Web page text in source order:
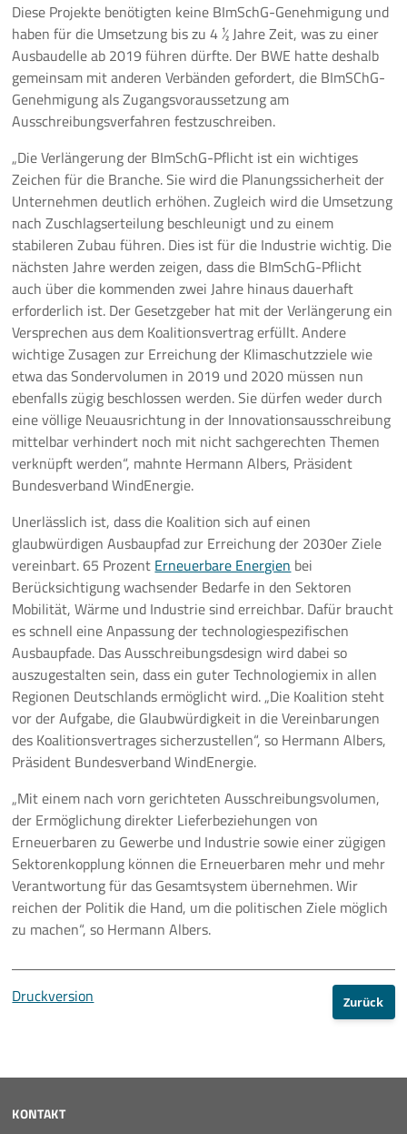
Statements
Positionen
Jobs
Mediathek
Akkreditierung
Mehr
Diese Projekte benötigten keine BImSchG-Genehmigung und
haben für die Umsetzung bis zu 4 ½ Jahre Zeit, was zu einer
Ausbaudelle ab 2019 führen dürfte. Der BWE hatte deshalb
gemeinsam mit anderen Verbänden gefordert, die BImSChG-
Genehmigung als Zugangsvoraussetzung am
Ausschreibungsverfahren festzuschreiben.
„Die Verlängerung der BImSchG-Pflicht ist ein wichtiges
Zeichen für die Branche. Sie wird die Planungssicherheit der
Unternehmen deutlich erhöhen. Zugleich wird die Umsetzung
nach Zuschlagserteilung beschleunigt und zu einem
stabileren Zubau führen. Dies ist für die Industrie wichtig. Die
nächsten Jahre werden zeigen, dass die BImSchG-Pflicht
auch über die kommenden zwei Jahre hinaus dauerhaft
erforderlich ist. Der Gesetzgeber hat mit der Verlängerung ein
Versprechen aus dem Koalitionsvertrag erfüllt. Andere
wichtige Zusagen zur Erreichung der Klimaschutzziele wie
etwa das Sondervolumen in 2019 und 2020 müssen nun
ebenfalls zügig beschlossen werden. Sie dürfen weder durch
eine völlige Neuausrichtung in der Innovationsausschreibung
mittelbar verhindert noch mit nicht sachgerechten Themen
verknüpft werden“, mahnte Hermann Albers, Präsident
Bundesverband WindEnergie.
Unerlässlich ist, dass die Koalition sich auf einen
glaubwürdigen Ausbaupfad zur Erreichung der 2030er Ziele
vereinbart. 65 Prozent Erneuerbare Energien bei
Berücksichtigung wachsender Bedarfe in den Sektoren
Mobilität, Wärme und Industrie sind erreichbar. Dafür braucht
es schnell eine Anpassung der technologiespezifischen
Ausbaupfade. Das Ausschreibungsdesign wird dabei so
auszugestalten sein, dass ein guter Technologiemix in allen
Regionen Deutschlands ermöglicht wird. „Die Koalition steht
vor der Aufgabe, die Glaubwürdigkeit in die Vereinbarungen
des Koalitionsvertrages sicherzustellen“, so Hermann Albers,
Präsident Bundesverband WindEnergie.
„Mit einem nach vorn gerichteten Ausschreibungsvolumen,
der Ermöglichung direkter Lieferbeziehungen von
Erneuerbaren zu Gewerbe und Industrie sowie einer zügigen
Sektorenkopplung können die Erneuerbaren mehr und mehr
Verantwortung für das Gesamtsystem übernehmen. Wir
reichen der Politik die Hand, um die politischen Ziele möglich
zu machen“, so Hermann Albers.
Druckversion Zurück
KONTAKT